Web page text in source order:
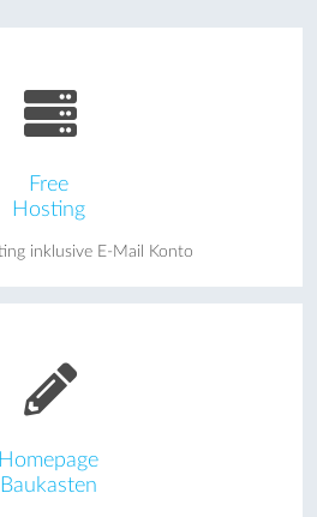
Free
Hosting
inklusive E-Mail Konto
Homepage
Baukasten